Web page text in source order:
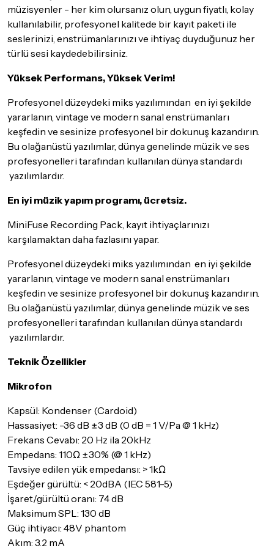
Detaylar için tıklayınız
müzisyenler - her kim olursanız olun, uygun fiyatlı, kolay
kullanılabilir, profesyonel kalitede bir kayıt paketi ile
seslerinizi, enstrümanlarınızı ve ihtiyaç duyduğunuz her
türlü sesi kaydedebilirsiniz.
Yüksek Performans, Yüksek Verim!
Profesyonel düzeydeki miks yazılımından en iyi şekilde
yararlanın, vintage ve modern sanal enstrümanları
keşfedin ve sesinize profesyonel bir dokunuş kazandırın.
Bu olağanüstü yazılımlar, dünya genelinde müzik ve ses
profesyonelleri tarafından kullanılan dünya standardı
yazılımlardır.
En iyi müzik yapım programı, ücretsiz.
MiniFuse Recording Pack, kayıt ihtiyaçlarınızı
karşılamaktan daha fazlasını yapar.
Profesyonel düzeydeki miks yazılımından en iyi şekilde
yararlanın, vintage ve modern sanal enstrümanları
keşfedin ve sesinize profesyonel bir dokunuş kazandırın.
Bu olağanüstü yazılımlar, dünya genelinde müzik ve ses
profesyonelleri tarafından kullanılan dünya standardı
yazılımlardır.
Teknik Özellikler
Mikrofon
Kapsül: Kondenser (Cardoid)
Hassasiyet: -36 dB ±3 dB (0 dB = 1 V/Pa @ 1 kHz)
Frekans Cevabı: 20 Hz ila 20kHz
Empedans: 110Ω ±30% (@ 1 kHz)
Tavsiye edilen yük empedansı: > 1kΩ
Eşdeğer gürültü: < 20dBA (IEC 581-5)
İşaret/gürültü oranı: 74 dB
Maksimum SPL: 130 dB
Güç ihtiyacı: 48V phantom
Akım: 3.2 mA